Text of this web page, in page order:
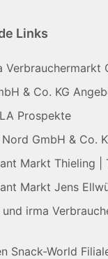
Links
Verbrauchermarkt
& Co. KG
Prospekte
GmbH & Co.
Markt Thieling |
Markt Jens
irma
Snack-World